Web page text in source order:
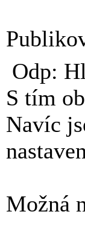
Odp:
S tím
Navíc
Možná